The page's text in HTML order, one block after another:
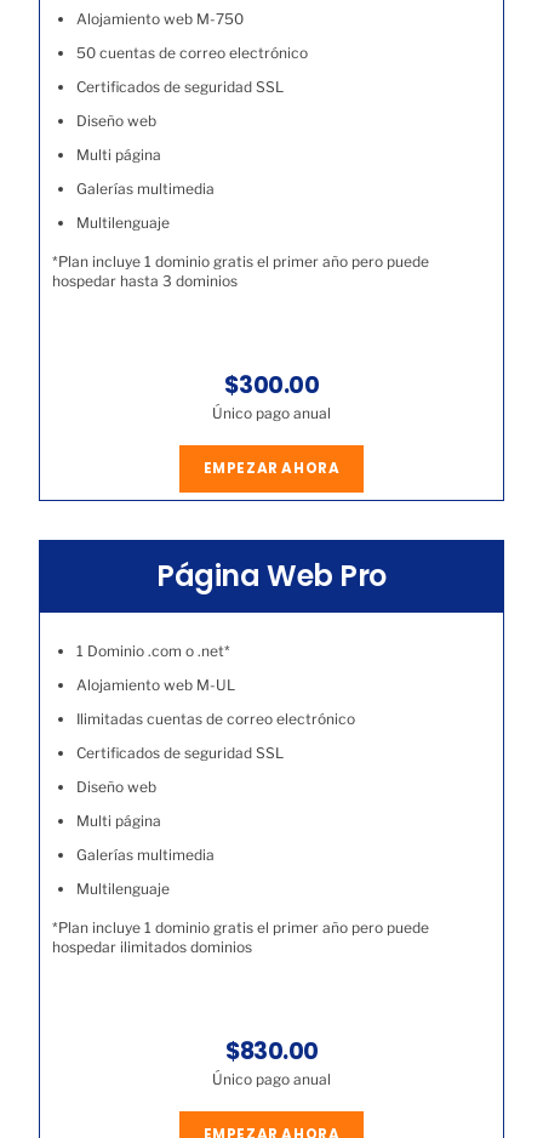
Alojamiento web M-750
50 cuentas de correo electrónico
Certificados de seguridad SSL
Diseño web
Multi página
Galerías multimedia
Multilenguaje
*Plan incluye 1 dominio gratis el primer año pero puede
hospedar hasta 3 dominios
$300.00
Único pago anual
EMPEZAR AHORA
Página Web Pro
1 Dominio .com o .net*
Alojamiento web M-UL
Ilimitadas cuentas de correo electrónico
Certificados de seguridad SSL
Diseño web
Multi página
Galerías multimedia
Multilenguaje
*Plan incluye 1 dominio gratis el primer año pero puede
hospedar ilimitados dominios
$830.00
Único pago anual